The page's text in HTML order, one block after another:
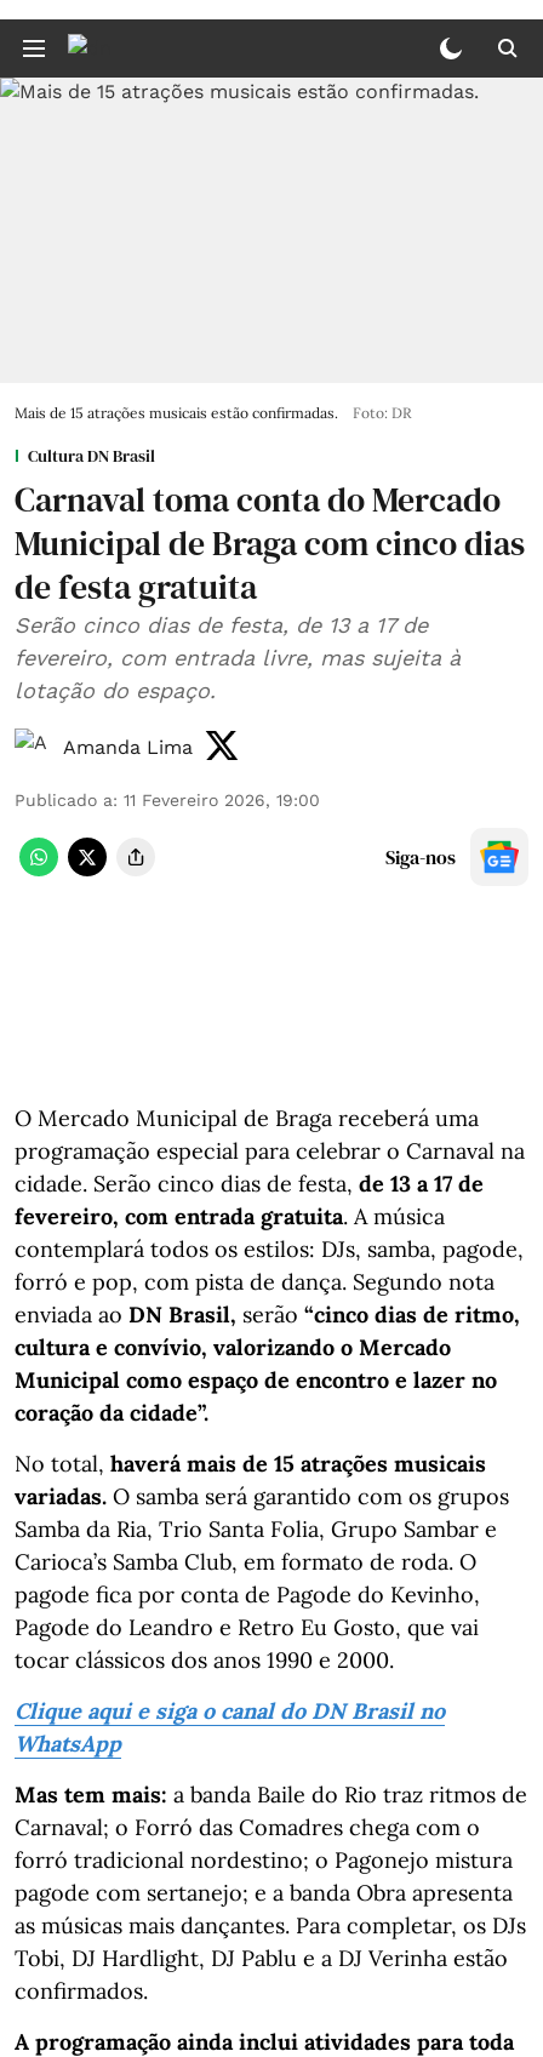
Mais de 15 atrações musicais estão confirmadas. Foto: DR
Cultura DN Brasil
Carnaval toma conta do Mercado
Municipal de Braga com cinco dias
de festa gratuita
Serão cinco dias de festa, de 13 a 17 de
fevereiro, com entrada livre, mas sujeita à
lotação do espaço.
Amanda Lima
Publicado a: 11 Fevereiro 2026, 19:00
Siga-nos
O Mercado Municipal de Braga receberá uma
programação especial para celebrar o Carnaval na
cidade. Serão cinco dias de festa, de 13 a 17 de
fevereiro, com entrada gratuita. A música
contemplará todos os estilos: DJs, samba, pagode,
forró e pop, com pista de dança. Segundo nota
enviada ao DN Brasil, serão “cinco dias de ritmo,
cultura e convívio, valorizando o Mercado
Municipal como espaço de encontro e lazer no
coração da cidade”.
No total, haverá mais de 15 atrações musicais
variadas. O samba será garantido com os grupos
Samba da Ria, Trio Santa Folia, Grupo Sambar e
Carioca’s Samba Club, em formato de roda. O
pagode fica por conta de Pagode do Kevinho,
Pagode do Leandro e Retro Eu Gosto, que vai
tocar clássicos dos anos 1990 e 2000.
Clique aqui e siga o canal do DN Brasil no
WhatsApp
Mas tem mais: a banda Baile do Rio traz ritmos de
Carnaval; o Forró das Comadres chega com o
forró tradicional nordestino; o Pagonejo mistura
pagode com sertanejo; e a banda Obra apresenta
as músicas mais dançantes. Para completar, os DJs
Tobi, DJ Hardlight, DJ Pablu e a DJ Verinha estão
confirmados.
A programação ainda inclui atividades para toda